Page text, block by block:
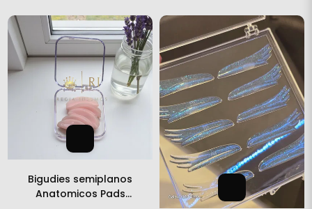
Bigudies semiplanos
Anatomicos Pads